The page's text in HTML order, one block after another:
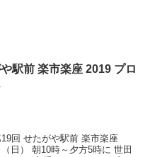
駅前 楽市楽座 2019 プロ
日） 朝10時～夕方5時に 世田